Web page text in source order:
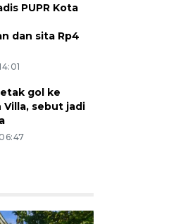
PUPR Kota
dan sita Rp4
gol ke
Villa, sebut jadi